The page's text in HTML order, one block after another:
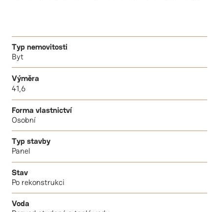
Typ nemovitosti
Byt
Výměra
41,6
Forma vlastnictví
Osobní
Typ stavby
Panel
Stav
Po rekonstrukci
Voda